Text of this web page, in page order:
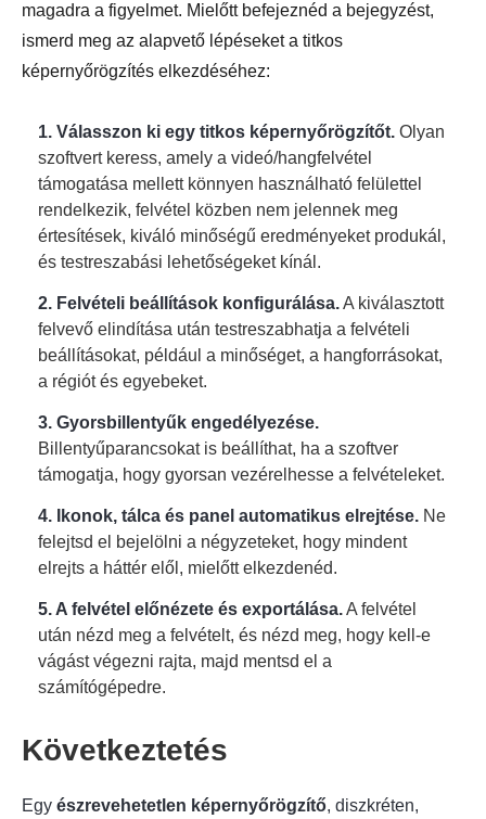
magadra a figyelmet. Mielőtt befejeznéd a bejegyzést,
ismerd meg az alapvető lépéseket a titkos
képernyőrögzítés elkezdéséhez:
1. Válasszon ki egy titkos képernyőrögzítőt. Olyan
szoftvert keress, amely a videó/hangfelvétel
támogatása mellett könnyen használható felülettel
rendelkezik, felvétel közben nem jelennek meg
értesítések, kiváló minőségű eredményeket produkál,
és testreszabási lehetőségeket kínál.
2. Felvételi beállítások konfigurálása.A kiválasztott
felvevő elindítása után testreszabhatja a felvételi
beállításokat, például a minőséget, a hangforrásokat,
a régiót és egyebeket.
3. Gyorsbillentyűk engedélyezése.
Billentyűparancsokat is beállíthat, ha a szoftver
támogatja, hogy gyorsan vezérelhesse a felvételeket.
4. Ikonok, tálca és panel automatikus elrejtése. Ne
felejtsd el bejelölni a négyzeteket, hogy mindent
elrejts a háttér elől, mielőtt elkezdenéd.
5. A felvétel előnézete és exportálása.A felvétel
után nézd meg a felvételt, és nézd meg, hogy kell-e
vágást végezni rajta, majd mentsd el a
számítógépedre.
Következtetés
Egy észrevehetetlen képernyőrögzítő, diszkréten,